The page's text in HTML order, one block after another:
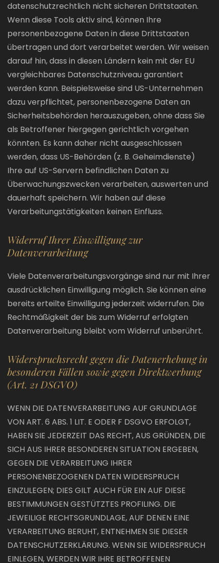
datenschutzrechtlich nicht sicheren Drittstaaten.
Wenn diese Tools aktiv sind, können Ihre
personenbezogene Daten in diese Drittstaaten
übertragen und dort verarbeitet werden. Wir weisen
darauf hin, dass in diesen Ländern kein mit der EU
vergleichbares Datenschutzniveau garantiert
werden kann. Beispielsweise sind US-Unternehmen
dazu verpflichtet, personenbezogene Daten an
Sicherheitsbehörden herauszugeben, ohne dass Sie
als Betroffener hiergegen gerichtlich vorgehen
könnten. Es kann daher nicht ausgeschlossen
werden, dass US-Behörden (z. B. Geheimdienste)
Ihre auf US-Servern befindlichen Daten zu
Überwachungszwecken verarbeiten, auswerten und
dauerhaft speichern. Wir haben auf diese
Verarbeitungstätigkeiten keinen Einfluss.
Widerruf Ihrer Einwilligung zur
Datenverarbeitung
Viele Datenverarbeitungsvorgänge sind nur mit Ihrer
ausdrücklichen Einwilligung möglich. Sie können eine
bereits erteilte Einwilligung jederzeit widerrufen. Die
Rechtmäßigkeit der bis zum Widerruf erfolgten
Datenverarbeitung bleibt vom Widerruf unberührt.
Widerspruchsrecht gegen die Datenerhebung in
besonderen Fällen sowie gegen Direktwerbung
(Art. 21 DSGVO)
WENN DIE DATENVERARBEITUNG AUF GRUNDLAGE
VON ART. 6 ABS. 1 LIT. E ODER F DSGVO ERFOLGT,
HABEN SIE JEDERZEIT DAS RECHT, AUS GRÜNDEN, DIE
SICH AUS IHRER BESONDEREN SITUATION ERGEBEN,
GEGEN DIE VERARBEITUNG IHRER
PERSONENBEZOGENEN DATEN WIDERSPRUCH
EINZULEGEN; DIES GILT AUCH FÜR EIN AUF DIESE
BESTIMMUNGEN GESTÜTZTES PROFILING. DIE
JEWEILIGE RECHTSGRUNDLAGE, AUF DENEN EINE
VERARBEITUNG BERUHT, ENTNEHMEN SIE DIESER
DATENSCHUTZERKLÄRUNG. WENN SIE WIDERSPRUCH
EINLEGEN, WERDEN WIR IHRE BETROFFENEN